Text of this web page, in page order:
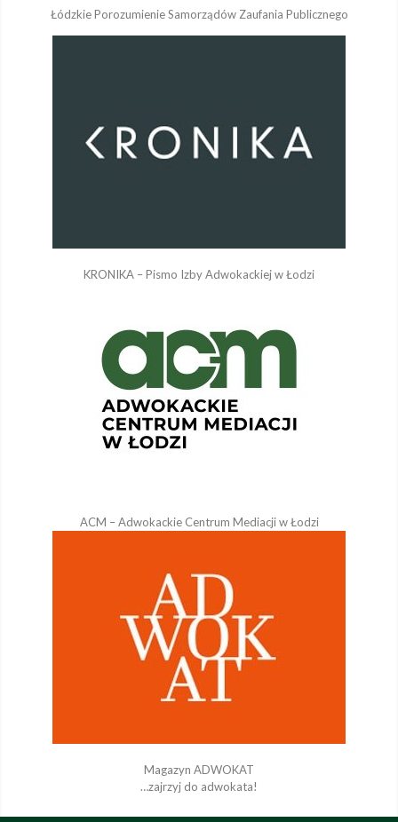
Łódzkie Porozumienie Samorządów Zaufania Publicznego
KRONIKA – Pismo Izby Adwokackiej w Łodzi
ACM – Adwokackie Centrum Mediacji w Łodzi
Magazyn ADWOKAT
…zajrzyj do adwokata!